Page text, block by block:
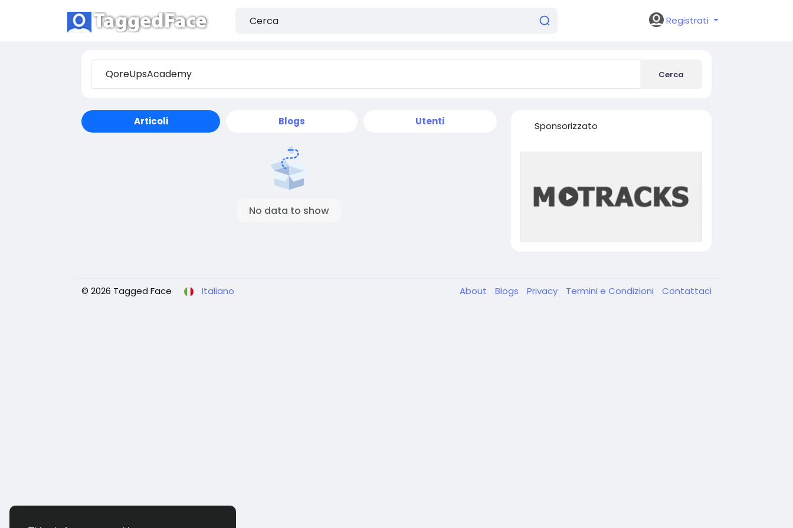
Registrati
Cerca
Articoli Blogs Utenti
No data to show
Sponsorizzato
© 2026 Tagged Face Italiano About Blogs Privacy Termini e Condizioni Contattaci